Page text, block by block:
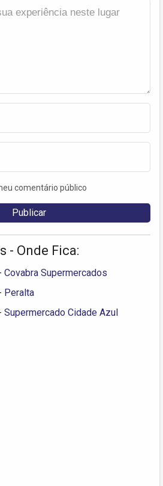
comentário público
- Onde Fica:
Covabra Supermercados
Peralta
Supermercado Cidade Azul